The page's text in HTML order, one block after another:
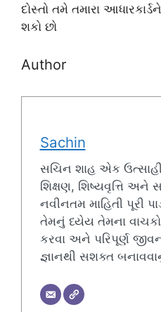
દોસ્તો તમે તમારા
શકો છો
Author
Sachin
સચિન શાહ એક
શિક્ષણ, શિષ્યવૃત્તિ અને
નવીનતમ માહિતી પૂરી
તેમનું ધ્યેય તેમના
કરવા અને પરિપૂર્ણ
જ્ઞાનથી સશક્ત